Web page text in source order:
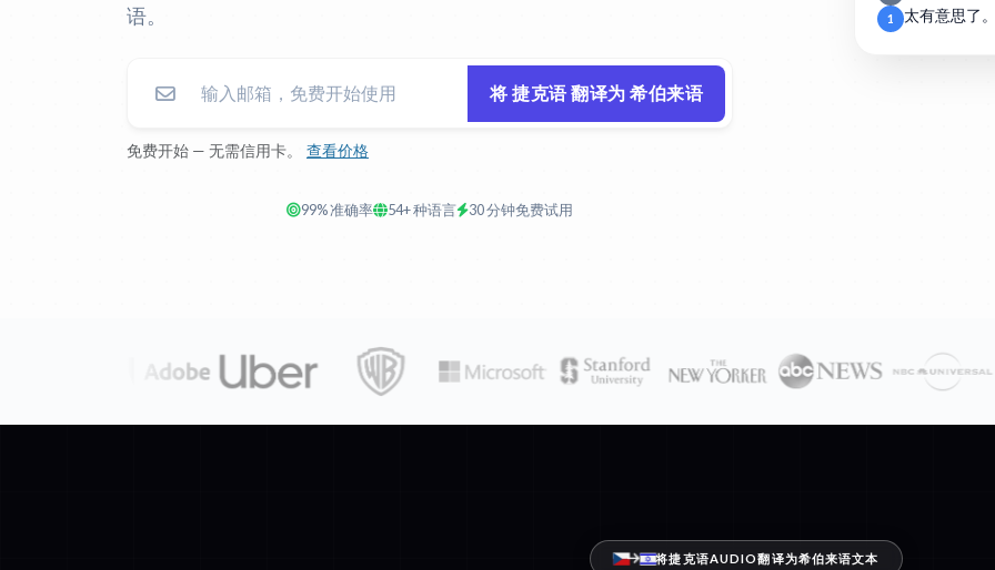
语。
将 捷克语 翻译为 希伯来语
免费开始 — 无需信用卡。 查看价格
99% 准确率 54+ 种语言 30 分钟免费试用
1 太有意思了
将捷克语AUDIO翻译为希伯来语文本